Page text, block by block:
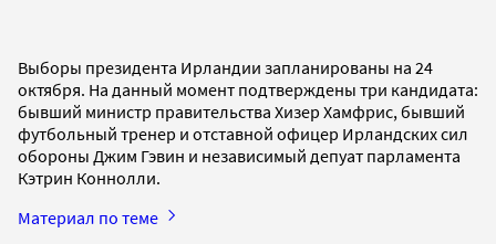
Выборы президента Ирландии запланированы на 24
октября. На данный момент подтверждены три кандидата:
бывший министр правительства Хизер Хамфрис, бывший
футбольный тренер и отставной офицер Ирландских сил
обороны Джим Гэвин и независимый депуат парламента
Кэтрин Коннолли.
Материал по теме